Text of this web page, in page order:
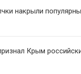
накрыли
Крым